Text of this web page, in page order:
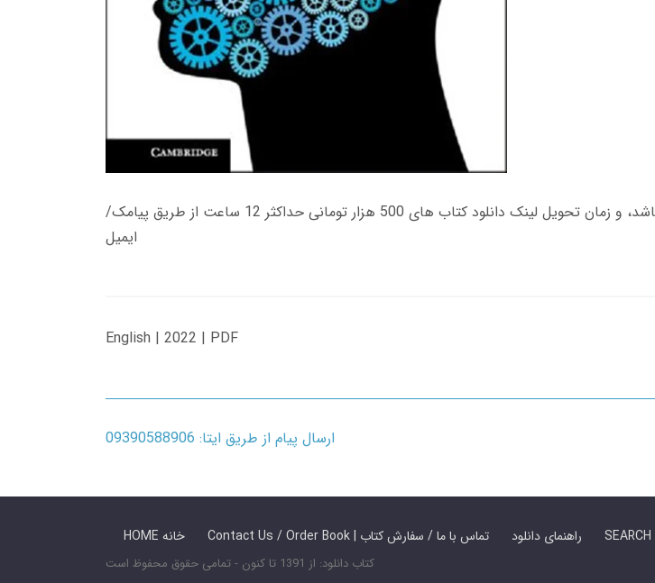
زمان تحویل کتاب های 600 هزار تومانی دانلود فوری از حساب کاربری می باشد، و زمان تحویل لینک دانلود کتاب های 500 هزار تومانی حداکثر 12 ساعت از طریق پیامک/
ایمیل
English | 2022 | PDF
ارسال پیام از طریق ایتا: 09390588906
HOME خانه Contact Us / Order Book | تماس با ما / سفارش کتاب راهنمای دانلود
کتاب دانلود: از 1391 تا کنون - تمامی حقوق محفوظ است